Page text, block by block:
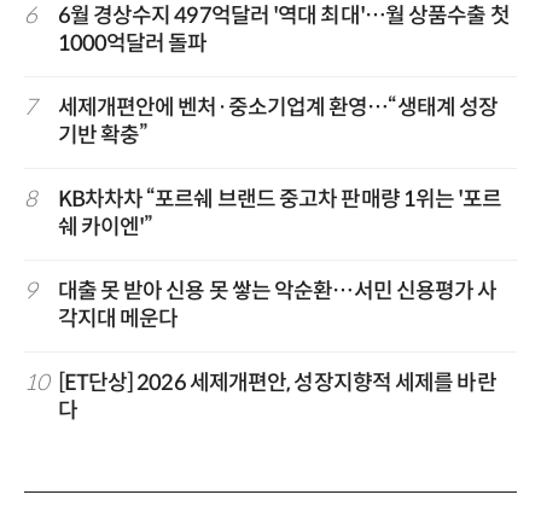
6
6월 경상수지 497억달러 '역대 최대'…월 상품수출 첫
1000억달러 돌파
7
세제개편안에 벤처·중소기업계 환영…“생태계 성장
기반 확충”
8
KB차차차 “포르쉐 브랜드 중고차 판매량 1위는 '포르
쉐 카이엔'”
9
대출 못 받아 신용 못 쌓는 악순환…서민 신용평가 사
각지대 메운다
10 [ET단상] 2026 세제개편안, 성장지향적 세제를 바란
다